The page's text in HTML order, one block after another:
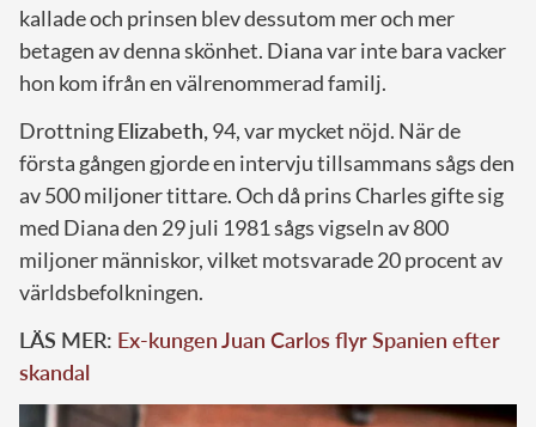
kallade och prinsen blev dessutom mer och mer
betagen av denna skönhet. Diana var inte bara vacker
hon kom ifrån en välrenommerad familj.
DrottningElizabeth, 94, var mycket nöjd. När de
första gången gjorde en intervju tillsammans sågs den
av 500 miljoner tittare. Och då prins Charles gifte sig
med Diana den 29 juli 1981 sågs vigseln av 800
miljoner människor, vilket motsvarade 20 procent av
världsbefolkningen.
LÄS MER: Ex-kungen Juan Carlos flyr Spanien efter
skandal